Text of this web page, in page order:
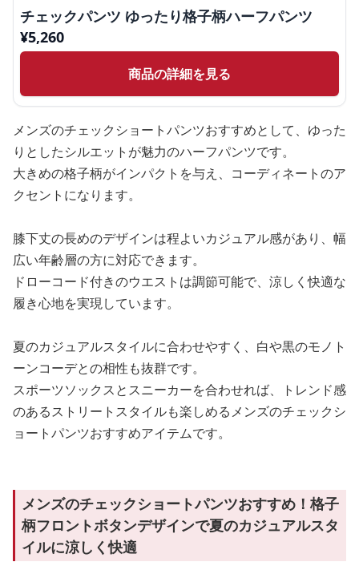
チェックパンツ ゆったり格子柄ハーフパンツ
¥5,260
商品の詳細を見る
メンズのチェックショートパンツおすすめとして、ゆった
りとしたシルエットが魅力のハーフパンツです。
大きめの格子柄がインパクトを与え、コーディネートのア
クセントになります。
膝下丈の長めのデザインは程よいカジュアル感があり、幅
広い年齢層の方に対応できます。
ドローコード付きのウエストは調節可能で、涼しく快適な
履き心地を実現しています。
夏のカジュアルスタイルに合わせやすく、白や黒のモノト
ーンコーデとの相性も抜群です。
スポーツソックスとスニーカーを合わせれば、トレンド感
のあるストリートスタイルも楽しめるメンズのチェックシ
ョートパンツおすすめアイテムです。
メンズのチェックショートパンツおすすめ！格子
柄フロントボタンデザインで夏のカジュアルスタ
イルに涼しく快適